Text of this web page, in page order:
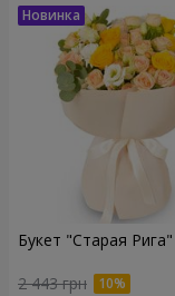
Букет "Старая Рига"
2 443 грн